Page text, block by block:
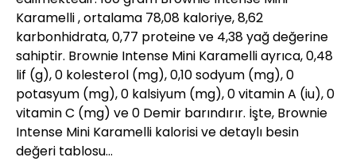
Karamelli , ortalama 78,08 kaloriye, 8,62
karbonhidrata, 0,77 proteine ve 4,38 yağ değerine
sahiptir. Brownie Intense Mini Karamelli ayrıca, 0,48
lif (g), 0 kolesterol (mg), 0,10 sodyum (mg), 0
potasyum (mg), 0 kalsiyum (mg), 0 vitamin A (iu), 0
vitamin C (mg) ve 0 Demir barındırır. İşte, Brownie
Intense Mini Karamelli kalorisi ve detaylı besin
değeri tablosu…